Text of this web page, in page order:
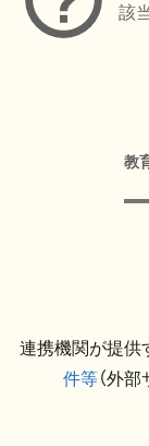
該
教
連携機関が提供
件等（外